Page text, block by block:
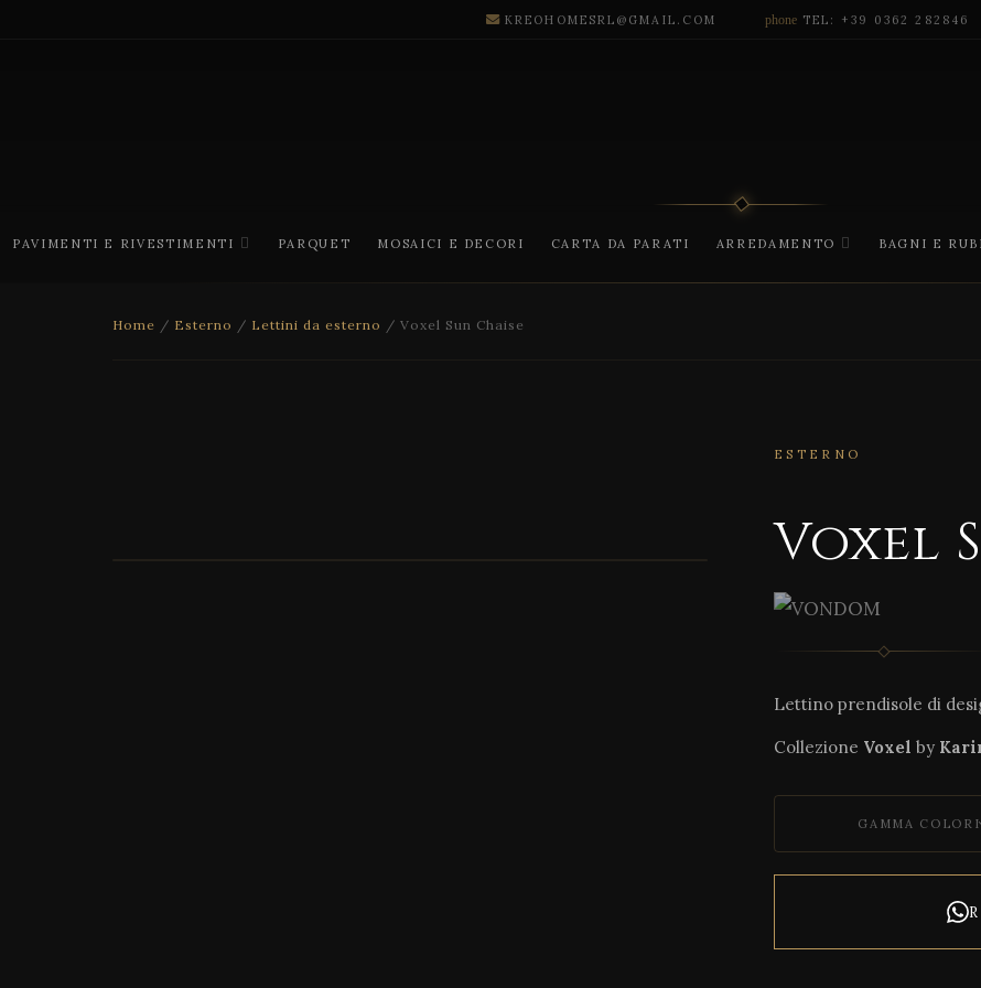
KREOHOMESRL@GMAIL.COM phone TEL: +39 0362 282846
PAVIMENTI E RIVESTIMENTI PARQUET MOSAICI E DECORI CARTA DA PARATI ARREDAMENTO BAGNI E
Home / Esterno / Lettini da esterno / Voxel Sun Chaise
ESTERNO
Voxel
Lettino prendisole di
Collezione Voxel by
GAMMA COLORI